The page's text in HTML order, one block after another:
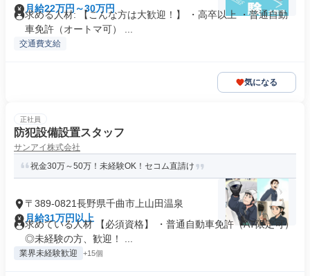
月給22万円～30万円
求める人材: 【こんな方は大歓迎！】 ・高卒以上 ・普通自動
車免許（オートマ可） ...
交通費支給
気になる
正社員
防犯設備設置スタッフ
サンアイ株式会社
祝金30万～50万！未経験OK！セコム直請け
〒389-0821長野県千曲市上山田温泉
月給31万円以上
求めている人材 【必須資格】 ・普通自動車免許（AT限定可）
◎未経験の方、歓迎！ ...
業界未経験歓迎 +15個